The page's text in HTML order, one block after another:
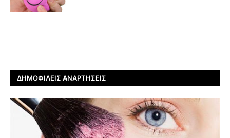
ΔΗΜΟΦΙΛΕΊΣ ΑΝΑΡΤΉΣΕΙΣ